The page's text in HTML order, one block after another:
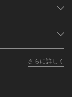
さらに詳しく